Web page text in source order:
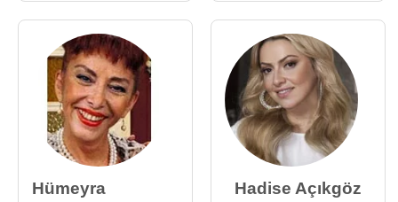
Hümeyra Hadise Açıkgöz